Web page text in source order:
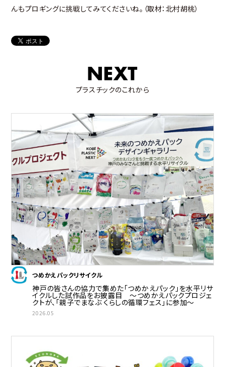
んもプロギングに挑戦してみてくださいね。（取材：北村胡桃）
プラスチックのこれから
つめかえパックリサイクル
神戸の皆さんの協力で集めた「つめかえパック」を水平リサ
イクルした試作品をお披露目 ～つめかえパックプロジェ
クトが、「親子でまなぶ くらしの循環フェス」に参加～
2026.05